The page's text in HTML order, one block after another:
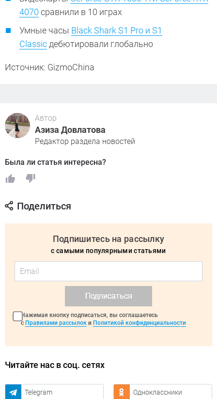
4070 сравнили в 10 играх
Умные часы Black Shark S1 Pro и S1
Classic дебютировали глобально
Источник: GizmoChina
Автор
Азиза Довлатова
Редактор раздела новостей
Была ли статья интересна?
Поделиться
Подпишитесь на рассылку
с самыми популярными статьями
Подписаться
Нажимая кнопку подписаться, вы соглашаетесь
с Правилами рассылок и Политикой конфиденциальности
Читайте нас в соц. сетях
Telegram Одноклассники